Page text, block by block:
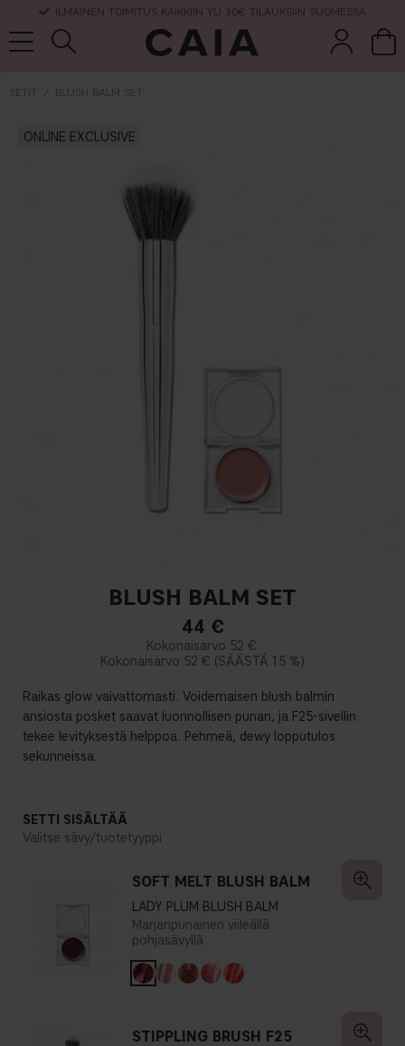
ILMAINEN TOIMITUS KAIKKIIN YLI 30€ TILAUKSIIN SUOMESSA
SETIT BLUSH BALM SET
ONLINE EXCLUSIVE
BLUSH BALM SET
44 €
52 €
52 €
15 %
Raikas glow vaivattomasti. Voidemaisen blush balmin
ansiosta posket saavat luonnollisen punan, ja F25-sivellin
tekee levityksestä helppoa. Pehmeä, dewy lopputulos
sekunneissa.
SETTI SISÄLTÄÄ
Valitse sävy/tuotetyyppi
SOFT MELT BLUSH BALM
LADY PLUM BLUSH BALM
Marjanpunainen viileällä
pohjasävyllä
STIPPLING BRUSH F25
hajuvesi